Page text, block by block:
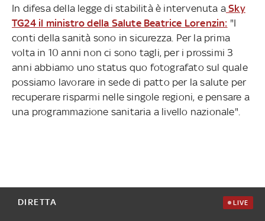
In difesa della legge di stabilità è intervenuta aSky
TG24 il ministro della Salute Beatrice Lorenzin: "I
conti della sanità sono in sicurezza. Per la prima
volta in 10 anni non ci sono tagli, per i prossimi 3
anni abbiamo uno status quo fotografato sul quale
possiamo lavorare in sede di patto per la salute per
recuperare risparmi nelle singole regioni, e pensare a
una programmazione sanitaria a livello nazionale".
DIRETTA LIVE